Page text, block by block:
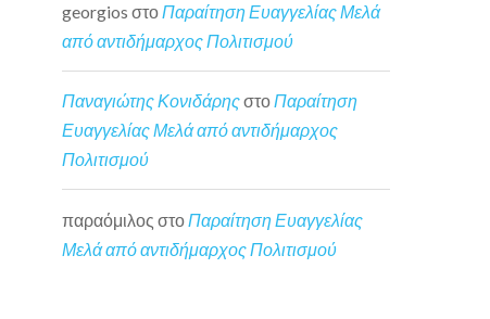
georgios στοΠαραίτηση Ευαγγελίας Μελά
από αντιδήμαρχος Πολιτισμού
Παναγιώτης ΚονιδάρηςστοΠαραίτηση
Ευαγγελίας Μελά από αντιδήμαρχος
Πολιτισμού
παραόμιλος στο Παραίτηση Ευαγγελίας
Μελά από αντιδήμαρχος Πολιτισμού